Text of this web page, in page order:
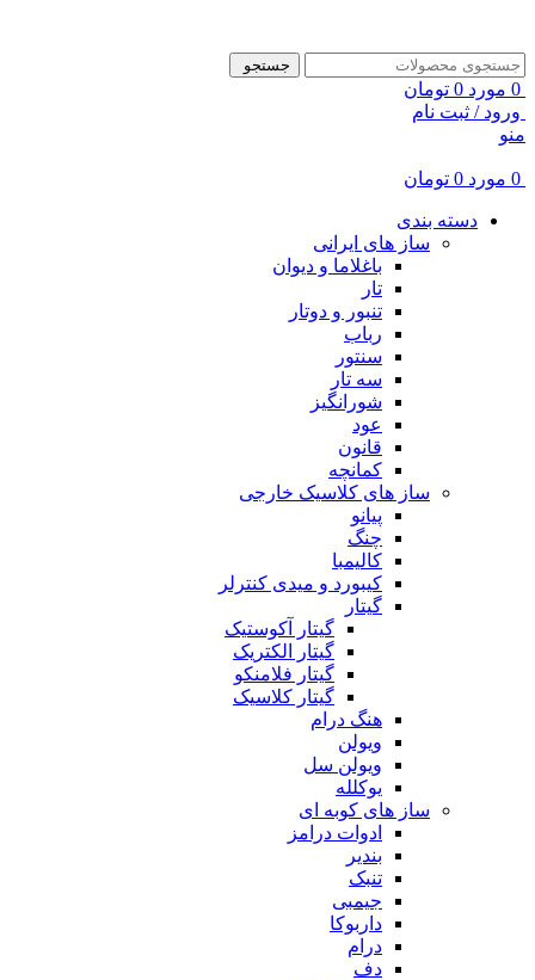
جستجو
0 مورد 0 تومان
ورود / ثبت نام
منو
0 مورد 0 تومان
دسته بندی
ساز های ایرانی
باغلاما و دیوان
تار
تنبور و دوتار
رباب
سنتور
سه تار
شورانگیز
عود
قانون
کمانچه
ساز های کلاسیک خارجی
پیانو
چنگ
کالیمبا
کیبورد و میدی کنترلر
گیتار
گیتار آکوستیک
گیتار الکتریک
گیتار فلامنکو
گیتار کلاسیک
هنگ درام
ویولن
ویولن سل
یوکلله
ساز های کوبه ای
ادوات درامز
بندیر
تنبک
جیمبی
داربوکا
درام
دف